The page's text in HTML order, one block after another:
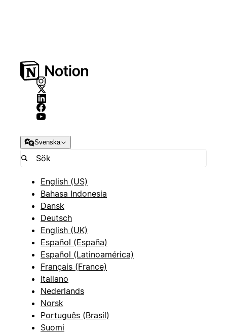
Svenska
English (US)
Bahasa Indonesia
Dansk
Deutsch
English (UK)
Español (España)
Español (Latinoamérica)
Français (France)
Italiano
Nederlands
Norsk
Português (Brasil)
Suomi